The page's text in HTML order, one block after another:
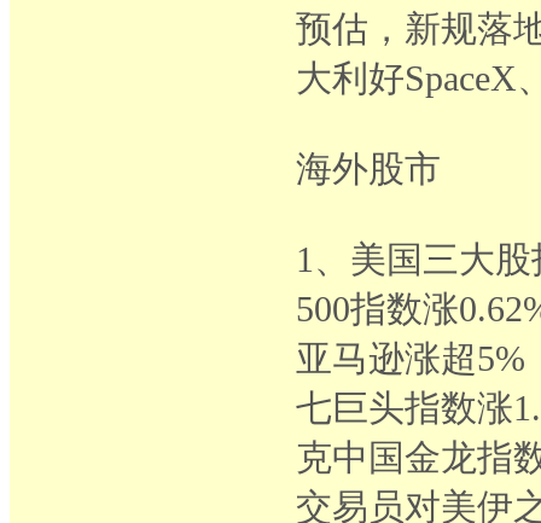
预估，新规落
大利好SpaceX
海外股市
1、美国三大
500指数涨
亚马逊涨超
七巨头指数涨
克中国金龙指
交易员对美伊